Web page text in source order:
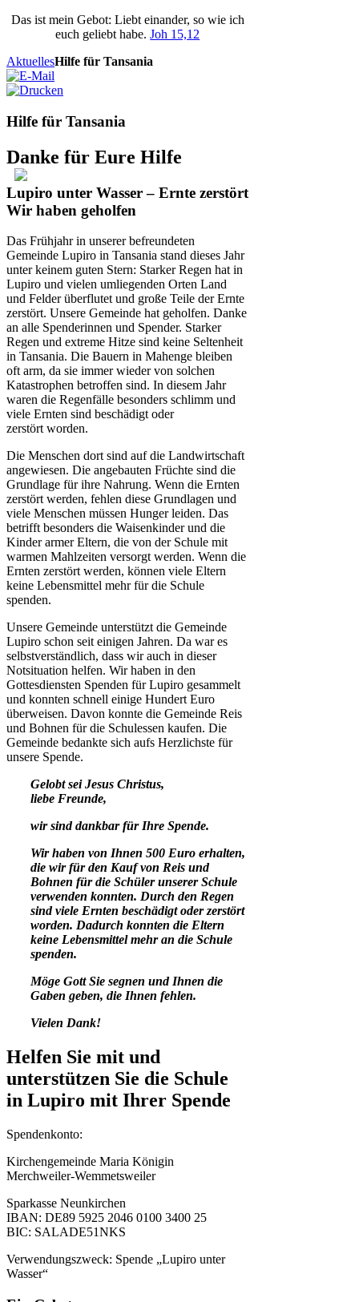
Das ist mein Gebot: Liebt einander, so wie ich
euch geliebt habe.Joh 15,12
AktuellesHilfe für Tansania
Hilfe für Tansania
Danke für Eure Hilfe
Lupiro unter Wasser – Ernte zerstört
Wir haben geholfen
Das Frühjahr in unserer befreundeten
Gemeinde Lupiro in Tansania stand dieses Jahr
unter keinem guten Stern: Starker Regen hat in
Lupiro und vielen umliegenden Orten Land
und Felder überflutet und große Teile der Ernte
zerstört. Unsere Gemeinde hat geholfen. Danke
an alle Spenderinnen und Spender. Starker
Regen und extreme Hitze sind keine Seltenheit
in Tansania. Die Bauern in Mahenge bleiben
oft arm, da sie immer wieder von solchen
Katastrophen betroffen sind. In diesem Jahr
waren die Regenfälle besonders schlimm und
viele Ernten sind beschädigt oder
zerstört worden.
Die Menschen dort sind auf die Landwirtschaft
angewiesen. Die angebauten Früchte sind die
Grundlage für ihre Nahrung. Wenn die Ernten
zerstört werden, fehlen diese Grundlagen und
viele Menschen müssen Hunger leiden. Das
betrifft besonders die Waisenkinder und die
Kinder armer Eltern, die von der Schule mit
warmen Mahlzeiten versorgt werden. Wenn die
Ernten zerstört werden, können viele Eltern
keine Lebensmittel mehr für die Schule
spenden.
Unsere Gemeinde unterstützt die Gemeinde
Lupiro schon seit einigen Jahren. Da war es
selbstverständlich, dass wir auch in dieser
Notsituation helfen. Wir haben in den
Gottesdiensten Spenden für Lupiro gesammelt
und konnten schnell einige Hundert Euro
überweisen. Davon konnte die Gemeinde Reis
und Bohnen für die Schulessen kaufen. Die
Gemeinde bedankte sich aufs Herzlichste für
unsere Spende.
Gelobt sei Jesus Christus,
liebe Freunde,
wir sind dankbar für Ihre Spende.
Wir haben von Ihnen 500 Euro erhalten,
die wir für den Kauf von Reis und
Bohnen für die Schüler unserer Schule
verwenden konnten. Durch den Regen
sind viele Ernten beschädigt oder zerstört
worden. Dadurch konnten die Eltern
keine Lebensmittel mehr an die Schule
spenden.
Möge Gott Sie segnen und Ihnen die
Gaben geben, die Ihnen fehlen.
Vielen Dank!
Helfen Sie mit und
unterstützen Sie die Schule
in Lupiro mit Ihrer Spende
Spendenkonto:
Kirchengemeinde Maria Königin
Merchweiler-Wemmetsweiler
Sparkasse Neunkirchen
IBAN: DE89 5925 2046 0100 3400 25
BIC: SALADE51NKS
Verwendungszweck: Spende „Lupiro unter
Wasser“